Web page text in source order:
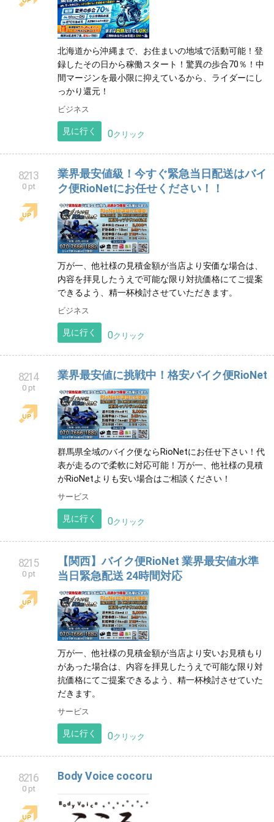
北海道から沖縄まで、お住まいの地域で活動可能！登
録したその日から稼働スタート！驚異の歩合70％！中
間マージンを最小限に抑えているから、ライダーにし
っかり還元！
ビジネス
見に行く 0クリック
8213
0 pt
業界最安値級！今すぐ緊急当日配送はバイ
ク便RioNetにお任せください！！
万が一、他社様の見積金額が当店より安価な場合は、
内容を拝見したうえで可能な限り対抗価格にてご提案
できるよう、精一杯検討させていただきます。
ビジネス
見に行く 0クリック
8214
0 pt
業界最安値に挑戦中！格安バイク便RioNet
群馬県全域のバイク便ならRioNetにお任せ下さい！代
表が走るので柔軟に対応可能！万が一、他社様の見積
がRioNetよりも安い場合はご相談ください！
サービス
見に行く 0クリック
8215
0 pt
【関西】バイク便RioNet 業界最安値水準
当日緊急配送 24時間対応
万が一、他社様の見積金額が当店より安いお見積もり
があった場合は、内容を拝見したうえで可能な限り対
抗価格にてご提案できるよう、精一杯検討させていた
だきます。
サービス
見に行く 0クリック
8216
0 pt
Body Voice cocoru